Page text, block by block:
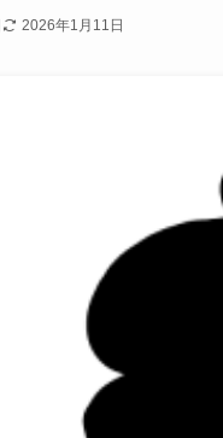
2026年1月11日